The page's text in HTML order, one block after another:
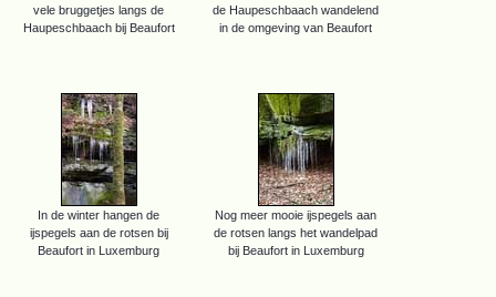
vele bruggetjes langs de
Haupeschbaach bij Beaufort
de Haupeschbaach wandelend
in de omgeving van Beaufort
In de winter hangen de
ijspegels aan de rotsen bij
Beaufort in Luxemburg
Nog meer mooie ijspegels aan
de rotsen langs het wandelpad
bij Beaufort in Luxemburg